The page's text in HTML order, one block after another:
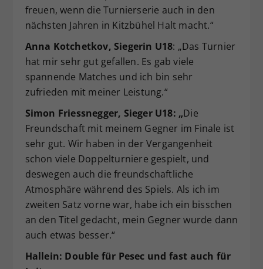
freuen, wenn die Turnierserie auch in den
nächsten Jahren in Kitzbühel Halt macht.“
Anna Kotchetkov, Siegerin U18: „Das Turnier
hat mir sehr gut gefallen. Es gab viele
spannende Matches und ich bin sehr
zufrieden mit meiner Leistung.“
Simon Friessnegger, Sieger U18: „Die
Freundschaft mit meinem Gegner im Finale ist
sehr gut. Wir haben in der Vergangenheit
schon viele Doppelturniere gespielt, und
deswegen auch die freundschaftliche
Atmosphäre während des Spiels. Als ich im
zweiten Satz vorne war, habe ich ein bisschen
an den Titel gedacht, mein Gegner wurde dann
auch etwas besser.“
Hallein: Double für Pesec und fast auch für